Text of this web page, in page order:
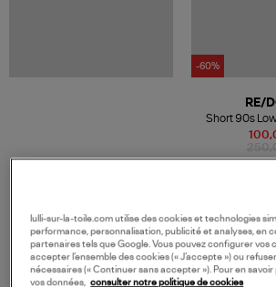
-60%
RE/
Short 90s
VOS DERNIERS PRODUITS VUS
lulli-sur-la-toile.com utilise des cookies et technologies
performance, personnalisation, publicité et analyses, en
partenaires tels que Google. Vous pouvez configurer vos
accepter l’ensemble des cookies (« J’accepte ») ou
nécessaires (« Continuer sans accepter »). Pour en savoir
vos données,
consulter notre politique de cookies